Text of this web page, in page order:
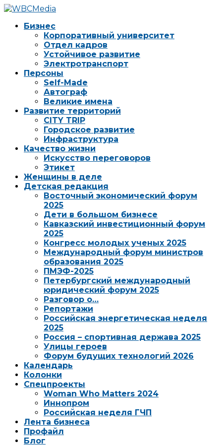
Бизнес
Корпоративный университет
Отдел кадров
Устойчивое развитие
Электротранспорт
Персоны
Self-Made
Автограф
Великие имена
Развитие территорий
CITY TRIP
Городское развитие
Инфраструктура
Качество жизни
Искусство переговоров
Этикет
Женщины в деле
Детская редакция
Восточный экономический форум
2025
Дети в большом бизнесе
Кавказский инвестиционный форум
2025
Конгресс молодых ученых 2025
Международный форум министров
образования 2025
ПМЭФ-2025
Петербургский международный
юридический форум 2025
Разговор о…
Репортажи
Российская энергетическая неделя
2025
Россия – спортивная держава 2025
Улицы героев
Форум будущих технологий 2026
Календарь
Колонки
Спецпроекты
Woman Who Matters 2024
Иннопром
Российская неделя ГЧП
Лента бизнеса
Профайл
Блог